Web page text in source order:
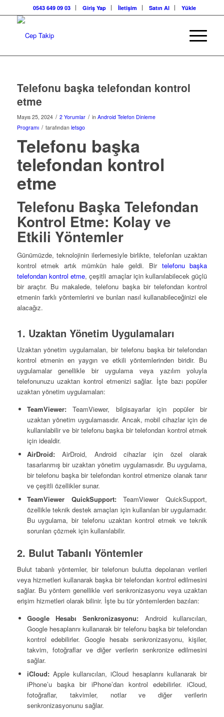
0543 649 09 03 Giriş Yap İletişim Satın Al Yükle
Telefonu başka telefondan kontrol
etme
Mayıs 25, 2024 / 2 Yorumlar / in Android Telefon Dinleme
Programı / tarafından letsgo
Telefonu başka
telefondan kontrol
etme
Telefonu Başka Telefondan
Kontrol Etme: Kolay ve
Etkili Yöntemler
Günümüzde, teknolojinin ilerlemesiyle birlikte, telefonları uzaktan
kontrol etmek artık mümkün hale geldi. Bir telefonu başka
telefondan kontrol etme, çeşitli amaçlar için kullanılabilecek güçlü
bir araçtır. Bu makalede, telefonu başka bir telefondan kontrol
etmenin farklı yöntemlerini ve bunları nasıl kullanabileceğinizi ele
alacağız.
1. Uzaktan Yönetim Uygulamaları
Uzaktan yönetim uygulamaları, bir telefonu başka bir telefondan
kontrol etmenin en yaygın ve etkili yöntemlerinden biridir. Bu
uygulamalar genellikle bir uygulama veya yazılım yoluyla
telefonunuzu uzaktan kontrol etmenizi sağlar. İşte bazı popüler
uzaktan yönetim uygulamaları:
TeamViewer:TeamViewer, bilgisayarlar için popüler bir
uzaktan yönetim uygulamasıdır. Ancak, mobil cihazlar için de
kullanılabilir ve bir telefonu başka bir telefondan kontrol etmek
için idealdir.
AirDroid:AirDroid, Android cihazlar için özel olarak
tasarlanmış bir uzaktan yönetim uygulamasıdır. Bu uygulama,
bir telefonu başka bir telefondan kontrol etmenize olanak tanır
ve çeşitli özellikler sunar.
TeamViewer QuickSupport:TeamViewer QuickSupport,
özellikle teknik destek amaçları için kullanılan bir uygulamadır.
Bu uygulama, bir telefonu uzaktan kontrol etmek ve teknik
sorunları çözmek için kullanılabilir.
2. Bulut Tabanlı Yöntemler
Bulut tabanlı yöntemler, bir telefonun bulutta depolanan verileri
veya hizmetleri kullanarak başka bir telefondan kontrol edilmesini
sağlar. Bu yöntem genellikle veri senkronizasyonu veya uzaktan
erişim hizmetleri olarak bilinir. İşte bu tür yöntemlerden bazıları:
Google Hesabı Senkronizasyonu: Android kullanıcıları,
Google hesaplarını kullanarak bir telefonu başka bir telefondan
kontrol edebilirler. Google hesabı senkronizasyonu, kişiler,
takvim, fotoğraflar ve diğer verilerin senkronize edilmesini
sağlar.
iCloud:Apple kullanıcıları, iCloud hesaplarını kullanarak bir
iPhone’u başka bir iPhone’dan kontrol edebilirler. iCloud,
fotoğraflar, takvimler, notlar ve diğer verilerin
senkronizasyonunu sağlar.